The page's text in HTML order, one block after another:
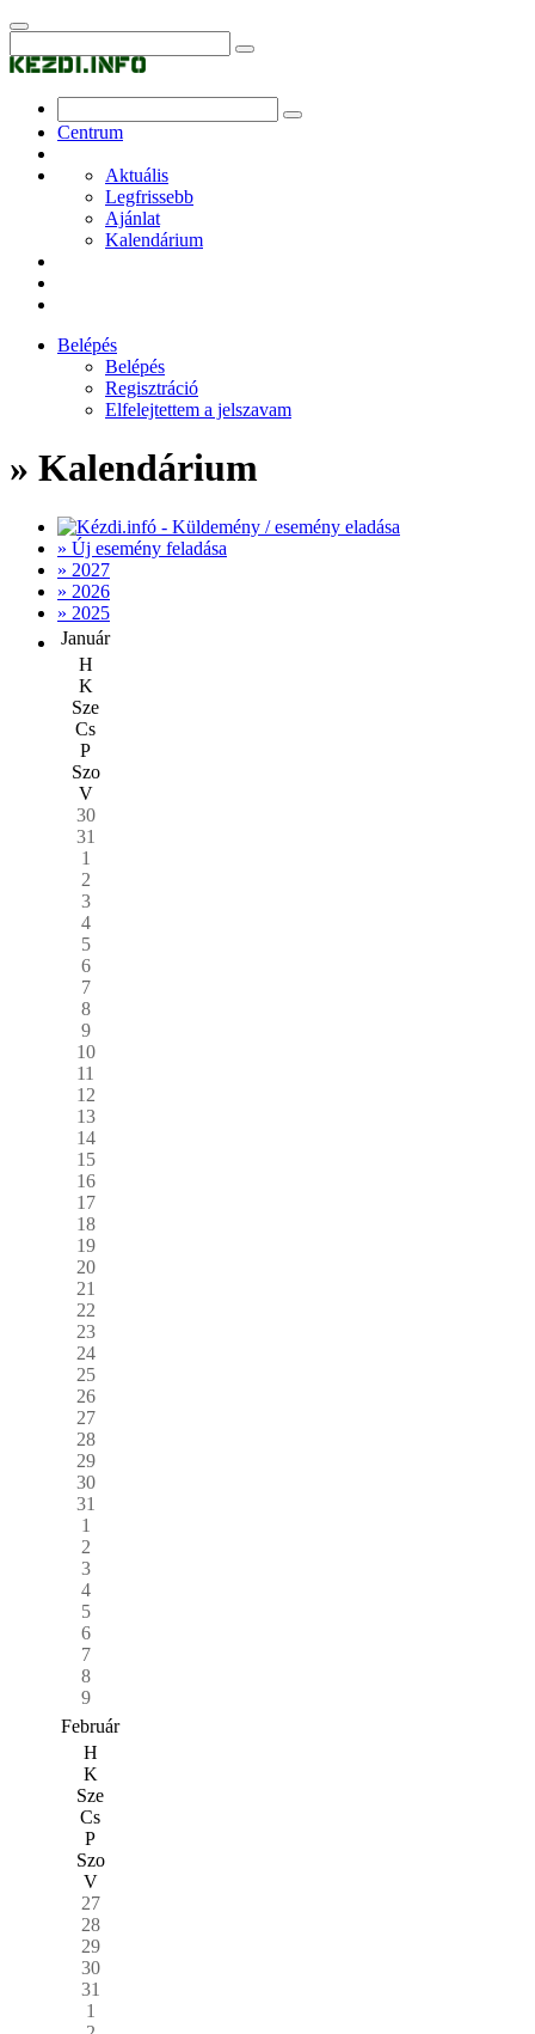
Centrum
Aktuális
Legfrissebb
Ajánlat
Kalendárium
Belépés
Belépés
Regisztráció
Elfelejtettem a jelszavam
» Kalendárium
» Új esemény feladása
» 2027
» 2026
» 2025
Január
H
K
Sze
Cs
P
Szo
V
30
31
1
2
3
4
5
6
7
8
9
10
11
12
13
14
15
16
17
18
19
20
21
22
23
24
25
26
27
28
29
30
31
1
2
3
4
5
6
7
8
9
Február
H
K
Sze
Cs
P
Szo
V
27
28
29
30
31
1